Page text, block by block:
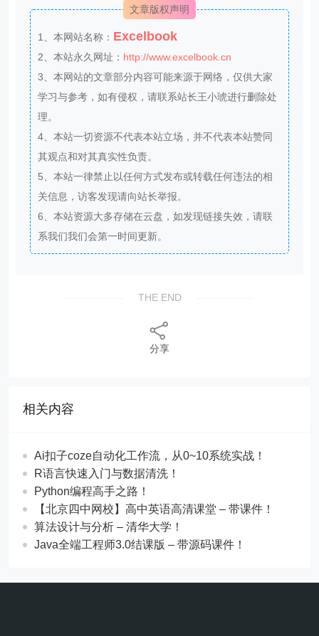
文章版权声明
1、本网站名称： Excelbook
2、本站永久网址： http://www.excelbook.cn
3、本网站的文章部分内容可能来源于网络，仅供大家
学习与参考，如有侵权，请联系站长王小琥进行删除处
理。
4、本站一切资源不代表本站立场，并不代表本站赞同
其观点和对其真实性负责。
5、本站一律禁止以任何方式发布或转载任何违法的相
关信息，访客发现请向站长举报。
6、本站资源大多存储在云盘，如发现链接失效，请联
系我们我们会第一时间更新。
THE END
分享
相关内容
Ai扣子coze自动化工作流，从0~10系统实战！
R语言快速入门与数据清洗！
Python编程高手之路！
【北京四中网校】高中英语高清课堂 – 带课件！
算法设计与分析 – 清华大学！
Java全端工程师3.0结课版 – 带源码课件！